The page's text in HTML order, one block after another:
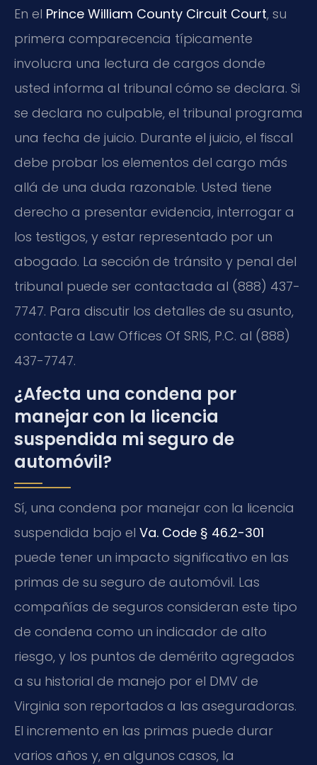
En el Prince William County Circuit Court, su
primera comparecencia típicamente
involucra una lectura de cargos donde
usted informa al tribunal cómo se declara. Si
se declara no culpable, el tribunal programa
una fecha de juicio. Durante el juicio, el fiscal
debe probar los elementos del cargo más
allá de una duda razonable. Usted tiene
derecho a presentar evidencia, interrogar a
los testigos, y estar representado por un
abogado. La sección de tránsito y penal del
tribunal puede ser contactada al (888) 437-
7747. Para discutir los detalles de su asunto,
contacte a Law Offices Of SRIS, P.C. al (888)
437-7747.
¿Afecta una condena por
manejar con la licencia
suspendida mi seguro de
automóvil?
Sí, una condena por manejar con la licencia
suspendida bajo el Va. Code § 46.2-301
puede tener un impacto significativo en las
primas de su seguro de automóvil. Las
compañías de seguros consideran este tipo
de condena como un indicador de alto
riesgo, y los puntos de demérito agregados
a su historial de manejo por el DMV de
Virginia son reportados a las aseguradoras.
El incremento en las primas puede durar
varios años y, en algunos casos, la